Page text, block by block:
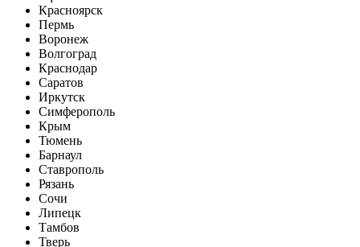
Красноярск
Пермь
Воронеж
Волгоград
Краснодар
Саратов
Иркутск
Симферополь
Крым
Тюмень
Барнаул
Ставрополь
Рязань
Сочи
Липецк
Тамбов
Тверь